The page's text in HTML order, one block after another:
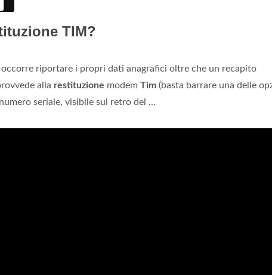
TIM?
riportare i propri dati anagrafici oltre che un recapito
alla restituzione modem Tim (basta barrare una delle
seriale, visibile sul retro del ...